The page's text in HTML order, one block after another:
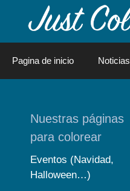
Pagina de inicio Noticias
Nuestras páginas
para colorear
Eventos (Navidad,
Halloween…)